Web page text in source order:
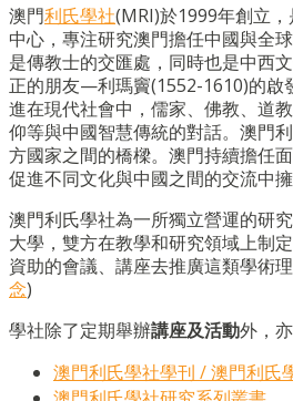
澳門利氏學社(MRI)於1999年創立
中心 ， 專注研究澳門擔任中國與全
是傳教士的交匯處，同時也是中西
正的朋友—利瑪竇(1552-1610)的啟
進在現代社會中，儒家、佛教、道
仰等與中國智慧傳統的對話。澳門
方國家之間的橋樑。澳門持續擔任
促進不同文化與中國之間的交流中擁
澳門利氏學社為一所獨立營運的研
大學，雙方在教學和研究領域上制
資助的會議、講座去推廣這類學術
念)
學社除了定期舉辦講座及活動外，
澳門利氏學社學刊 / 澳門利氏